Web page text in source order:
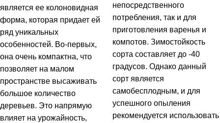
является ее колоновидная
форма, которая придает ей
ряд уникальных
особенностей. Во-первых,
она очень компактна, что
позволяет на малом
пространстве высаживать
большое количество
деревьев. Это напрямую
влияет на урожайность,
непосредственного
потребления, так и для
приготовления варенья и
компотов. Зимостойкость
сорта составляет до -40
градусов. Однако данный
сорт является
самобесплодным, и для
успешного опыления
рекомендуется использовать